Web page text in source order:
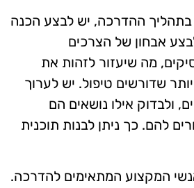
ההדרכה, יש לבצע הכנה
אבחון של הצרכים
מה שיעזור לזהות את
שדורשים טיפול. יש לערוך
ולבדוק אילו נושאים הם
להם. כך ניתן לבנות תוכנית
המקצוע המתאימים להדרכה.